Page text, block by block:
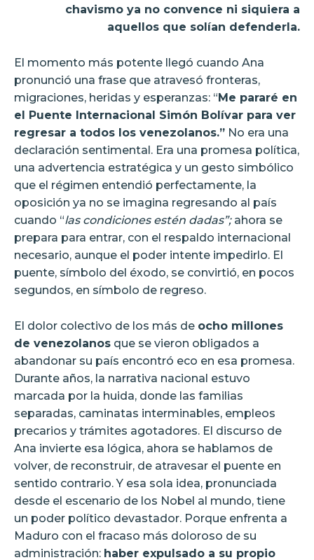
chavismo ya no convence ni siquiera a
aquellos que solían defenderla.
El momento más potente llegó cuando Ana
pronunció una frase que atravesó fronteras,
migraciones, heridas y esperanzas: “ Me pararé en
el Puente Internacional Simón Bolívar para ver
regresar a todos los venezolanos.” No era una
declaración sentimental. Era una promesa política,
una advertencia estratégica y un gesto simbólico
que el régimen entendió perfectamente, la
oposición ya no se imagina regresando al país
cuando “las condiciones estén dadas”;ahora se
prepara para entrar, con el respaldo internacional
necesario, aunque el poder intente impedirlo. El
puente, símbolo del éxodo, se convirtió, en pocos
segundos, en símbolo de regreso.
El dolor colectivo de los más de ocho millones
de venezolanos que se vieron obligados a
abandonar su país encontró eco en esa promesa.
Durante años, la narrativa nacional estuvo
marcada por la huida, donde las familias
separadas, caminatas interminables, empleos
precarios y trámites agotadores. El discurso de
Ana invierte esa lógica, ahora se hablamos de
volver, de reconstruir, de atravesar el puente en
sentido contrario. Y esa sola idea, pronunciada
desde el escenario de los Nobel al mundo, tiene
un poder político devastador. Porque enfrenta a
Maduro con el fracaso más doloroso de su
administración: haber expulsado a su propio